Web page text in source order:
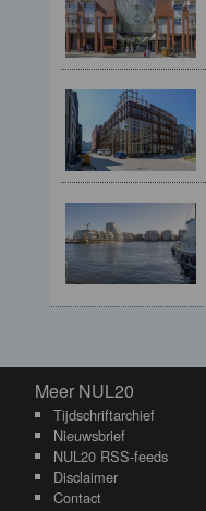
Meer NUL20
Meer NUL20
Tijdschriftarchief
Nieuwsbrief
NUL20 RSS-feeds
Disclaimer
Contact